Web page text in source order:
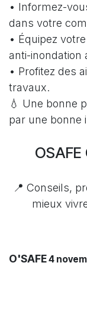
• Informez-
dans votre
• Équipez
anti-inondation
• Profitez des
travaux.
💧 Une bonne
par une bonne
OSAFE
📍 Conseils,
mieux
O'SAFE4